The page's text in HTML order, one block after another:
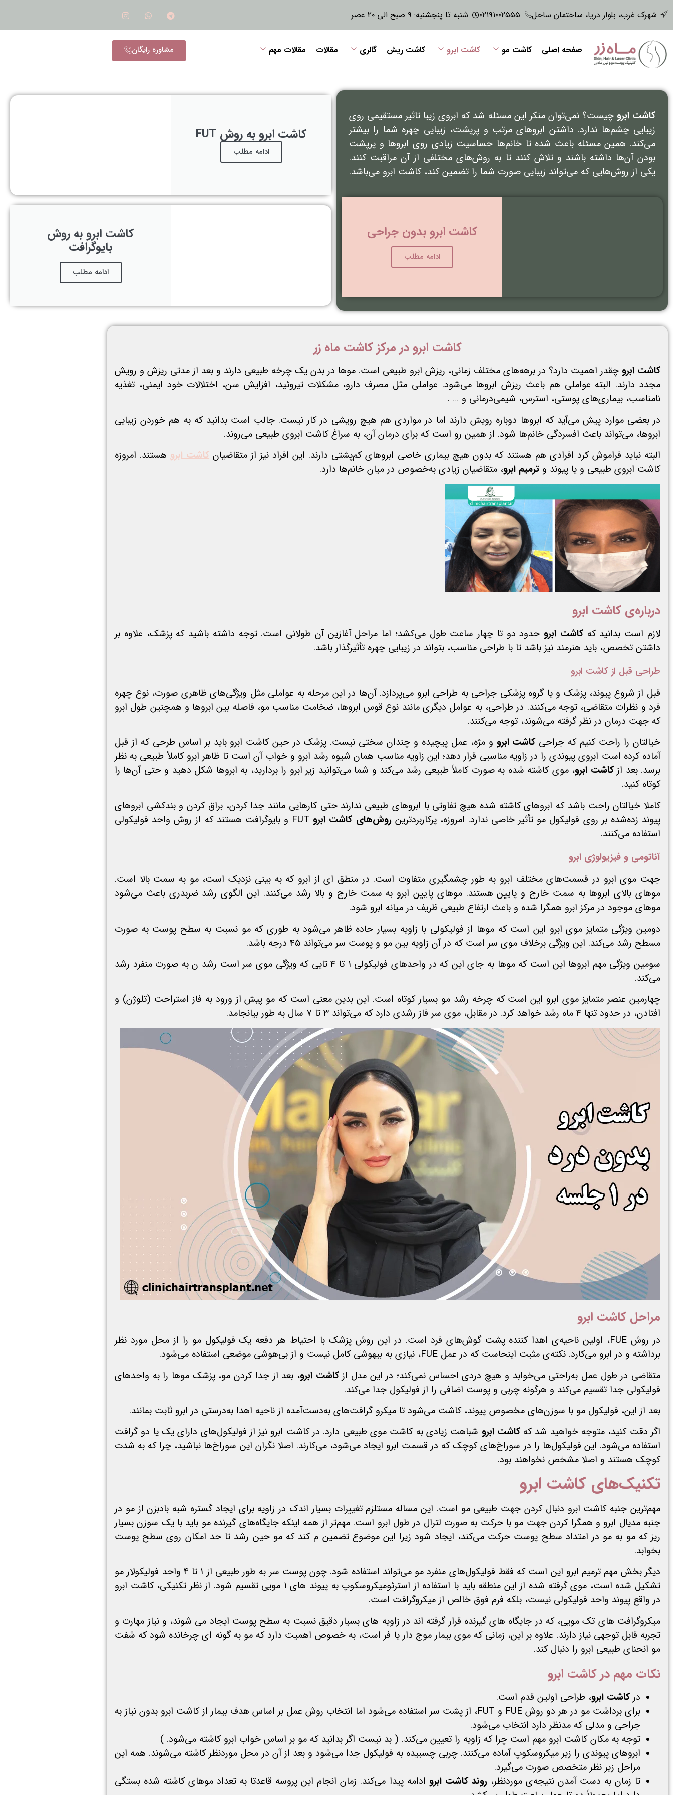
شهرک غرب، بلوار دریا، ساختمان ساحل ۰۲۱۹۱۰۰۲۵۵۵ شنبه تا پنجشنبه: ۹ صبح الی ۲۰ عصر
صفحه اصلی کاشت مو کاشت ابرو کاشت ریش گالری مقالات مقالات مهم مشاوره رایگان
کاشت ابرو چیست‌؟ نمی‌توان منکر این مسئله شد که ابروی زیبا تاثیر مستقیمی روی
زیبایی چشم‌ها ندارد. داشتن ابروهای مرتب و پرپشت، زیبایی چهره شما را بیشتر
می‌کند. همین مسئله باعث شده تا خانم‌ها حساسیت زیادی روی ابروها و پرپشت
بودن آن‌ها داشته باشند و تلاش کنند تا به روش‌های مختلفی از آن مراقبت کنند.
یکی از روش‌هایی که می‌تواند زیبایی صورت شما را تضمین کند، کاشت ابرو می‌باشد.
کاشت ابرو بدون جراحی
ادامه مطلب
کاشت ابرو به روش FUT
ادامه مطلب
کاشت ابرو به روش
بایوگرافت
ادامه مطلب
کاشت ابرو در مرکز کاشت ماه زر
کاشت ابرو چقدر اهمیت دارد؟ در برهه‌های مختلف زمانی، ریزش ابرو طبیعی است. موها در بدن یک چرخه طبیعی دارند و بعد از مدتی ریزش و رویش
مجدد دارند. البته عواملی هم باعث ریزش ابروها می‌شود. عواملی مثل مصرف دارو، مشکلات تیروئید، افزایش سن، اختلالات خود ایمنی، تغذیه
نامناسب، بیماری‌های پوستی، استرس، شیمی‌درمانی و … .
در بعضی موارد پیش می‌آید که ابروها دوباره رویش دارند اما در مواردی هم هیچ رویشی در کار نیست. جالب است بدانید که به هم خوردن زیبایی
ابروها، می‌تواند باعث افسردگی خانم‌ها شود. از همین رو است که برای درمان آن، به سراغ کاشت ابروی طبیعی می‌روند.
البته نباید فراموش کرد افرادی هم هستند که بدون هیچ بیماری خاصی ابروهای کم‌پشتی دارند. این افراد نیز از متقاضیان کاشت ابروهستند. امروزه
کاشت ابروی طبیعی و یا پیوند و ترمیم ابرو، متقاضیان زیادی به‌خصوص در میان خانم‌ها دارد.
درباره‌ی کاشت ابرو
لازم است بدانید کهکاشت ابرو حدود دو تا چهار ساعت طول می‌کشد؛ اما مراحل آغازین آن طولانی است. توجه داشته باشید که پزشک، علاوه بر
داشتن تخصص، باید هنرمند نیز باشد تا با طراحی مناسب، بتواند در زیبایی چهره تأثیرگذار باشد.
طراحی قبل از کاشت ابرو
قبل از شروع پیوند، پزشک و یا گروه پزشکی جراحی به طراحی ابرو می‌پردازد. آن‌ها در این مرحله به عواملی مثل ویژگی‌های ظاهری صورت، نوع چهره
فرد و نظرات متقاضی، توجه می‌کنند. در طراحی، به عوامل دیگری مانند نوع قوس ابروها، ضخامت مناسب مو، فاصله بین ابروها و همچنین طول ابرو
که جهت درمان در نظر گرفته می‌شوند، توجه می‌کنند.
خیالتان را راحت کنیم که جراحیکاشت ابرو و مژه، عمل پیچیده و چندان سختی نیست. پزشک در حین کاشت ابرو باید بر اساس طرحی که از قبل
آماده کرده است ابروی پیوندی را در زاویه مناسبی قرار دهد؛ این زاویه مناسب همان شیوه رشد ابرو و خواب آن است تا ظاهر ابرو کاملاً طبیعی به نظر
برسد. بعد ازکاشت ابرو، موی کاشته شده به‌ صورت کاملاً طبیعی رشد می‌کند و شما می‌توانید زیر ابرو را بردارید، به ابروها شکل دهید و حتی آن‌ها را
کوتاه کنید.
کاملا خیالتان راحت باشد که ابروهای کاشته شده هیچ تفاوتی با ابروهای طبیعی ندارند حتی کارهایی مانند جدا کردن، براق کردن و بندکشی ابروهای
پیوند زده‌شده بر روی فولیکول مو تأثیر خاصی ندارد. امروزه، پرکاربردترینروش‌های کاشت ابرو
FUT و بایوگرافت هستند که از روش واحد فولیکولی
استفاده می‌کنند.
آناتومی و فیزیولوژی ابرو
جهت موی ابرو در قسمت‌های مختلف ابرو به طور چشمگیری متفاوت است. در منطق‌ ای از ابرو که به بینی نزدیک است، مو به سمت بالا است.
موهای بالای ابروها به سمت خارج و پایین هستند. موهای پایین ابرو به سمت خارج و بالا رشد می‌کنند. این الگوی رشد ضربدری باعث می‌شود
موهای موجود در مرکز ابرو همگرا شده و باعث ارتفاع طبیعی ظریف در میانه ابرو شود.
دومین ویژگی متمایز موی ابرو این است که موها از فولیکولی با زاویه بسیار حاده ظاهر می‌شود به طوری که مو نسبت به سطح پوست به صورت
مسطح رشد می‌کند. این ویژگی برخلاف موی سر است که در آن زاویه بین مو و پوست سر می‌تواند ۴۵ درجه باشد.
سومین ویژگی مهم ابروها این است که موها به جای این که در واحدهای فولیکولی ۱ تا ۴ تایی که ویژگی موی سر است رشد ن به صورت منفرد رشد
می‌کند.
چهارمین عنصر متمایز موی ابرو این است که چرخه رشد مو بسیار کوتاه است. این بدین معنی است که مو پیش از ورود به فاز استراحت (تلوژن) و
افتادن، در حدود تنها ۴ ماه رشد خواهد کرد. در مقابل، موی سر فاز رشدی دارد که می‌تواند ۳ تا ۷ سال به طور بیانجامد.
مراحل کاشت ابرو
در روش FUE، اولین ناحیه‌ی اهدا کننده پشت گوش‌های فرد است. در این روش پزشک با احتیاط هر دفعه یک فولیکول مو را از محل مورد نظر
برداشته و در ابرو می‌کارد. نکته‌ی مثبت اینحاست که در عمل FUE، نیازی به بیهوشی کامل نیست و از بی‌هوشی موضعی استفاده می‌شود.
متقاضی در طول عمل به‌راحتی می‌خوابد و هیچ‌ دردی احساس نمی‌کند؛ در این مدل ازکاشت ابرو، بعد از جدا کردن مو، پزشک موها را به واحدهای
فولیکولی جدا تقسیم می‌کند و هرگونه چربی و پوست اضافی را از فولیکول جدا می‌کند.
بعد از این، فولیکول مو با سوزن‌های مخصوص پیوند، کاشت می‌شود تا میکرو گرافت‌های به‌دست‌آمده از ناحیه اهدا به‌درستی در ابرو ثابت بمانند.
اگر دقت کنید، متوجه خواهید شد کهکاشت ابرو شباهت زیادی به کاشت موی طبیعی دارد. در کاشت ابرو نیز از فولیکول‌های دارای یک یا دو گرافت
استفاده می‌شود. این فولیکول‌ها را در سوراخ‌های کوچک که در قسمت ابرو ایجاد می‌شود، می‌کارند. اصلا نگران این سوراخ‌ها نباشید، چرا که به شدت
کوچک هستند و اصلا مشخص نخواهند بود‌.
تکنیک‌های کاشت ابرو
مهم‌ترین جنبه کاشت ابرو دنبال کردن جهت طبیعی مو است. این مساله مستلزم تغییرات بسیار اندک در زاویه برای ایجاد گستره شبه بادبزن از مو در
جنبه مدیال ابرو و همگرا کردن جهت مو با حرکت به صورت لترال در طول ابرو است. مهم‌تر از همه اینکه جایگاه‌های گیرنده مو باید با یک سوزن بسیار
ریز که مو به مو در امتداد سطح پوست حرکت می‌کند، ایجاد شود زیرا این موضوع تضمین م‌ کند که مو حین رشد تا حد امکان روی سطح پوست
بخوابد.
دیگر بخش مهم ترمیم ابرو این است که فقط فولیکول‌های منفرد مو می‌تواند استفاده شود. چون پوست سر به طور طبیعی از ۱ تا ۴ واحد فولیکولار مو
تشکیل شده است، موی گرفته شده از این منطقه باید با استفاده از استرئومیکروسکوپ به پیوند های ۱ مویی تقسیم شود. از نظر تکنیکی، کاشت ابرو
در واقع پیوند واحد فولیکولی نیست، بلکه فرم فوق خالص از میکروگرافت است.
میکروگرافت های تک مویی، که در جایگاه های گیرنده قرار گرفته اند در زاویه های بسیار دقیق نسبت به سطح پوست ایجاد می شوند، و نیاز مهارت و
تجربه قابل توجهی نیاز دارند. علاوه بر این، زمانی که موی بیمار موج دار یا فر است، به خصوص اهمیت دارد که مو به گونه ای چرخانده شود که شفت
مو انحنای طبیعی ابرو را دنبال کند.
نکات مهم در کاشت ابرو
درکاشت ابرو، طراحی اولین قدم است.
برای برداشت مو در هر دو روش FUE و FUT، از پشت سر استفاده می‌شود اما انتخاب روش عمل بر اساس هدف بیمار از کاشت ابرو بدون نیاز به
جراحی و مدلی که مدنظر دارد انتخاب می‌شود.
توجه به مکان کاشت ابرو مهم است چرا که زاویه را تعیین می‌کند. ( بد نیست اگر بدانید که مو بر اساس خواب ابرو کاشته می‌شود. )
ابروهای پیوندی را زیر میکروسکوپ آماده می‌کنند. چربی چسبیده به فولیکول جدا می‌شود و بعد از آن در محل موردنظر کاشته می‌شوند. همه این
مراحل زیر نظر متخصص صورت می‌گیرد.
تا زمان به دست آمدن نتیجه‌ی موردنظر،روند کاشت ابرو ادامه پیدا می‌کند. زمان انجام این پروسه قاعدتا به تعداد موهای کاشته شده بستگی